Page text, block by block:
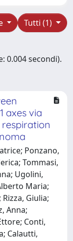
Tutti (1)
0.004 secondi).
axes via
Ponzano,
Tommasi,
Ugolini,
Maria;
Giulia;
Anna;
Conti,
Calautti,